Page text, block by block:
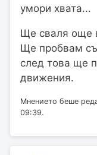
умори хвата...
Ще сваля още
Ще пробвам
след това ще
движения.
Мнението беше
09:39.